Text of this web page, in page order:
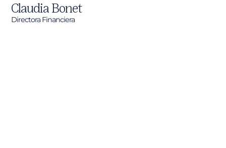
Claudia Bonet
Directora Financiera